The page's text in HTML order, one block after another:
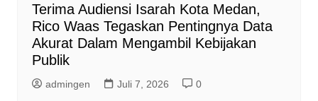
Terima Audiensi Isarah Kota Medan,
Rico Waas Tegaskan Pentingnya Data
Akurat Dalam Mengambil Kebijakan
Publik
admingen Juli 7, 2026 0